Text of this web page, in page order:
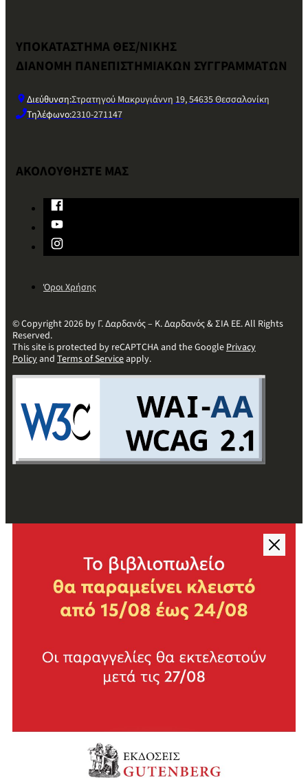
ΥΠΟΚΑΤΑΣΤΗΜΑ ΘΕΣ/ΝΙΚΗΣ
ΔΙΑΝΟΜΗ ΠΑΝΕΠΙΣΤΗΜΙΑΚΩΝ ΣΥΓΓΡΑΜΜΑΤΩΝ
Διεύθυνση:Στρατηγού Μακρυγιάννη 19, 54635 Θεσσαλονίκη
Τηλέφωνο:2310-271147
ΑΚΟΛΟΥΘΗΣΤΕ ΜΑΣ
Όροι Χρήσης
© Copyright 2026 by Γ. Δαρδανός – Κ. Δαρδανός & ΣΙΑ ΕΕ. All Rights
Reserved.
This site is protected by reCAPTCHA and the GooglePrivacy
Policyand Terms of Serviceapply.